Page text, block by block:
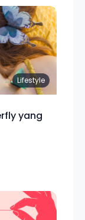
Lifestyle
yang